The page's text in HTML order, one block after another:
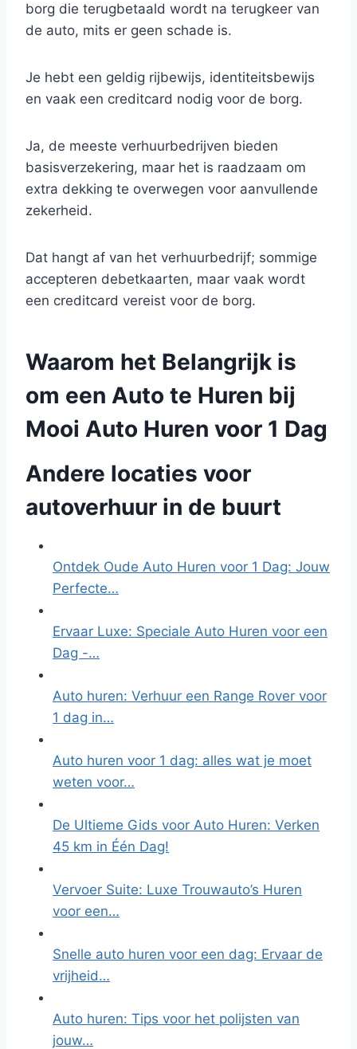
borg die terugbetaald wordt na terugkeer van
de auto, mits er geen schade is.
Je hebt een geldig rijbewijs, identiteitsbewijs
en vaak een creditcard nodig voor de borg.
Ja, de meeste verhuurbedrijven bieden
basisverzekering, maar het is raadzaam om
extra dekking te overwegen voor aanvullende
zekerheid.
Dat hangt af van het verhuurbedrijf; sommige
accepteren debetkaarten, maar vaak wordt
een creditcard vereist voor de borg.
Waarom het Belangrijk is
om een Auto te Huren bij
Mooi Auto Huren voor 1 Dag
Andere locaties voor
autoverhuur in de buurt
Ontdek Oude Auto Huren voor 1 Dag: Jouw
Perfecte…
Ervaar Luxe: Speciale Auto Huren voor een
Dag -…
Auto huren: Verhuur een Range Rover voor
1 dag in…
Auto huren voor 1 dag: alles wat je moet
weten voor…
De Ultieme Gids voor Auto Huren: Verken
45 km in Één Dag!
Vervoer Suite: Luxe Trouwauto’s Huren
voor een…
Snelle auto huren voor een dag: Ervaar de
vrijheid…
Auto huren: Tips voor het polijsten van
jouw…